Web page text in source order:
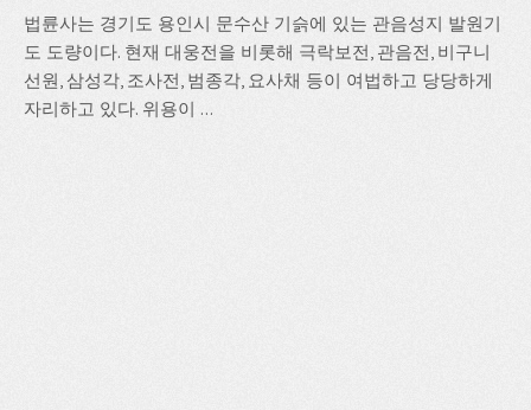
법륜사는 경기도 용인시 문수산 기슭에 있는 관음성지 발원기
도 도량이다. 현재 대웅전을 비롯해 극락보전, 관음전, 비구니
선원, 삼성각, 조사전, 범종각, 요사채 등이 여법하고 당당하게
자리하고 있다. 위용이 ...